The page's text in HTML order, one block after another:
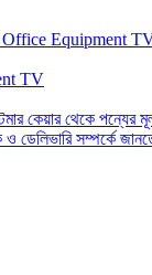
Office Equipment
TV
কেয়ার থেকে
ও ডেলিভারি